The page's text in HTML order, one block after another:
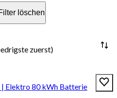
löschen
zuerst)
| Elektro 80 kWh Batterie